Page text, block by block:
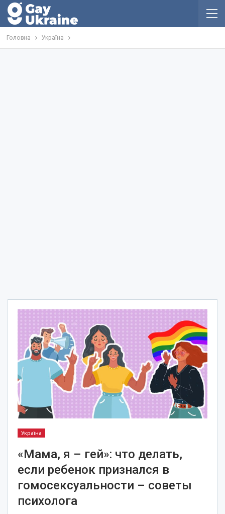
Головна Україна
Україна
«Мама, я – гей»: что делать,
если ребенок признался в
гомосексуальности – советы
психолога